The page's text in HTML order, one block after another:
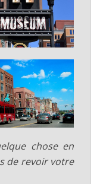
chose en
de revoir votre